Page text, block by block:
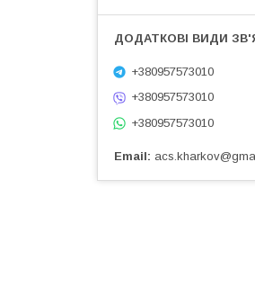
+380957573010
+380957573010
+380957573010
Email